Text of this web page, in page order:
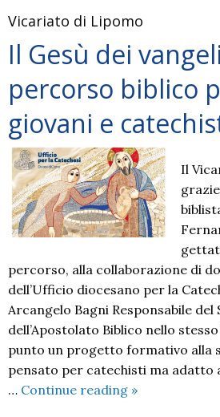
Vicariato di Lipomo
Il Gesù dei
percorso biblico
giovani e
Il
percorso, alla collaborazione di
dell’Ufficio diocesano per la
Arcangelo Bagni Responsabile del
dell’Apostolato Biblico nello
punto un progetto formativo alla
pensato per catechisti ma adatto
… Continue reading Il
»